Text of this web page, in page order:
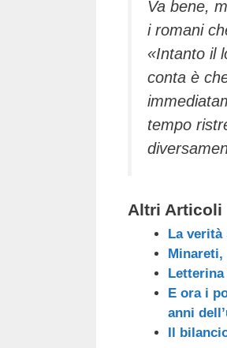
Va bene,
i romani
«Intanto il
conta è
tempo
Altri Articoli
La
Minareti,
E ora i
anni
Il